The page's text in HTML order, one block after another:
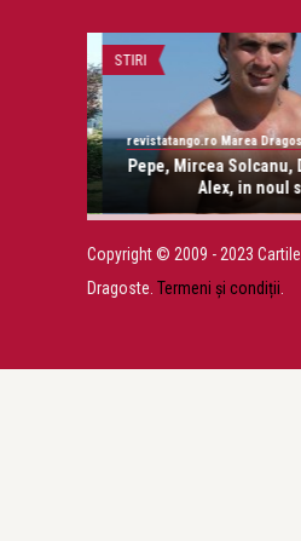
STIRI
revistatango.ro Marea Dragoste
Pepe, Mircea Solcanu,
Alex, in noul
Copyright © 2009 - 2023
Dragoste. Termeni și condiții